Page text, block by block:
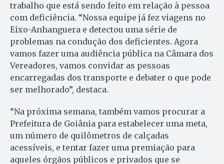
trabalho que está sendo feito em relação à pessoa
com deficiência. “Nossa equipe já fez viagens no
Eixo-Anhanguera e detectou uma série de
problemas na condução dos deficientes. Agora
vamos fazer uma audiência pública na Câmara dos
Vereadores, vamos convidar as pessoas
encarregadas dos transporte e debater o que pode
ser melhorado”, destaca.
“Na próxima semana, também vamos procurar a
Prefeitura de Goiânia para estabelecer uma meta,
um número de quilômetros de calçadas
acessíveis, e tentar fazer uma premiação para
aqueles órgãos públicos e privados que se